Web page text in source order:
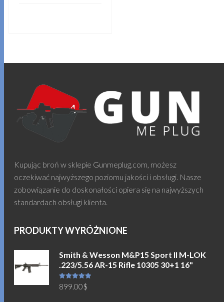
Kupując broń w sklepie Gunmeplug.com, możesz
oczekiwać najwyższego poziomu jakości i obsługi. Nasze
zobowiązanie do doskonałości opiera się na najwyższych
standardach obsługi klienta.
PRODUKTY WYRÓŻNIONE
Smith & Wesson M&P15 Sport II M-LOK
.223/5.56 AR-15 Rifle 10305 30+1 16"
Oceniono
5.00na 5
899.00$